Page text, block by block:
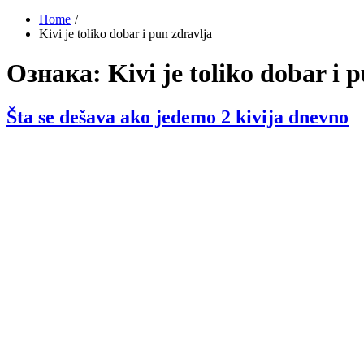
Home
Kivi je toliko dobar i pun zdravlja
Ознака: Kivi je toliko dobar i
Šta se dešava ako jedemo 2 kivija dnevno